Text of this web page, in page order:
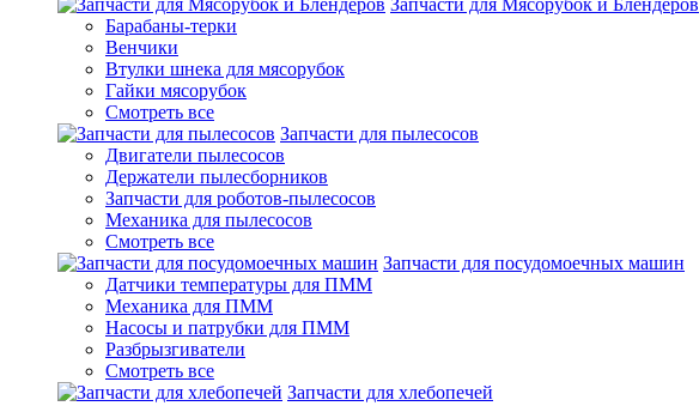
Запчасти для Мясорубок и Блендеров
Барабаны-терки
Венчики
Втулки шнека для мясорубок
Гайки мясорубок
Смотреть все
Запчасти для пылесосов
Двигатели пылесосов
Держатели пылесборников
Запчасти для роботов-пылесосов
Механика для пылесосов
Смотреть все
Запчасти для посудомоечных машин
Датчики температуры для ПММ
Механика для ПММ
Насосы и патрубки для ПММ
Разбрызгиватели
Смотреть все
Запчасти для хлебопечей